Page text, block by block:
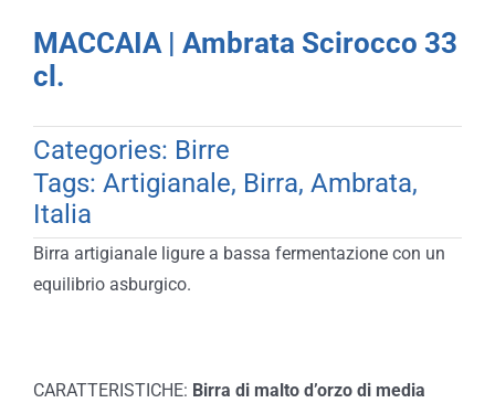
MACCAIA | Ambrata Scirocco 33
cl.
Categories: Birre
Tags: Artigianale, Birra, Ambrata,
Italia
Birra artigianale ligure a bassa fermentazione con un
equilibrio asburgico.
CARATTERISTICHE: Birra di malto d’orzo di media